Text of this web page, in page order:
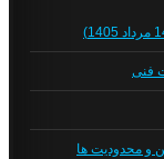
و محدودیت ها